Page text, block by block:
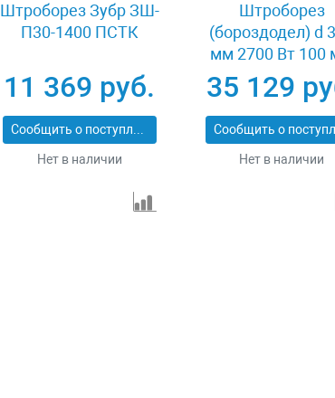
Штроборез Зубр ЗШ-
П30-1400 ПСТК
11 369 руб.
Сообщить о поступлении
Нет в наличии
Штроборез
(бороздодел) d
мм 2700 Вт 100
Зубр ЗШ-П100-
ПСТ
35 129
Нет в наличии